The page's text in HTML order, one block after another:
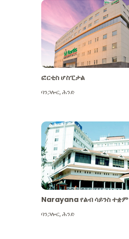
ፎርቲስ ሆስፒታል
ባንጋሎር,ሕንድ
Narayana የልብ ሳይንስ ተቋም
ባንጋሎር,ሕንድ